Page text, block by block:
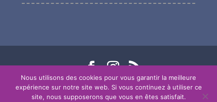
Le domaine d'Akela - Copyright 2021
Conception Web & référencement : Pixel Online
Nous utilisons des cookies pour vous garantir la meilleure
expérience sur notre site web. Si vous continuez à utiliser ce
site, nous supposerons que vous en êtes satisfait.